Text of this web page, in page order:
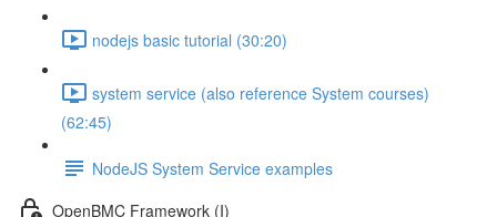
nodejs basic tutorial (30:20)
system service (also reference System courses)
(62:45)
NodeJS System Service examples
OpenBMC Framework (I)